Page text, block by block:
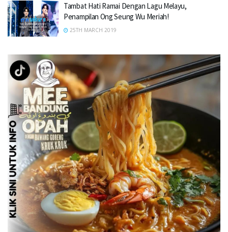
Tambat Hati Ramai Dengan Lagu Melayu,
Penampilan Ong Seung Wu Meriah!
25TH MARCH 2019